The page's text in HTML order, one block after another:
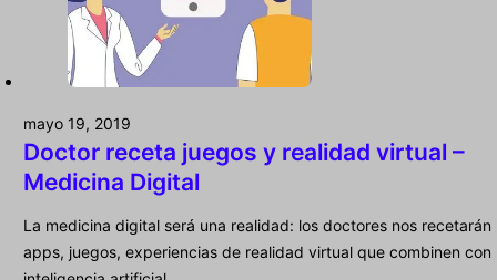
mayo 19, 2019
Doctor receta juegos y realidad virtual –
Medicina Digital
La medicina digital será una realidad: los doctores nos recetarán
apps, juegos, experiencias de realidad virtual que combinen con